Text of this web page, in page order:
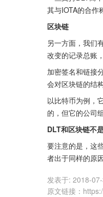
其与IOTA的合作
区块链
另一方面，我们
改变的记录总账
加密签名和链接
会对区块链的结
以比特币为例，
的，但它的公司
DLT和区块链不
要注意的是，这
者出于同样的原
发表于: 2018-
原文链接 ：